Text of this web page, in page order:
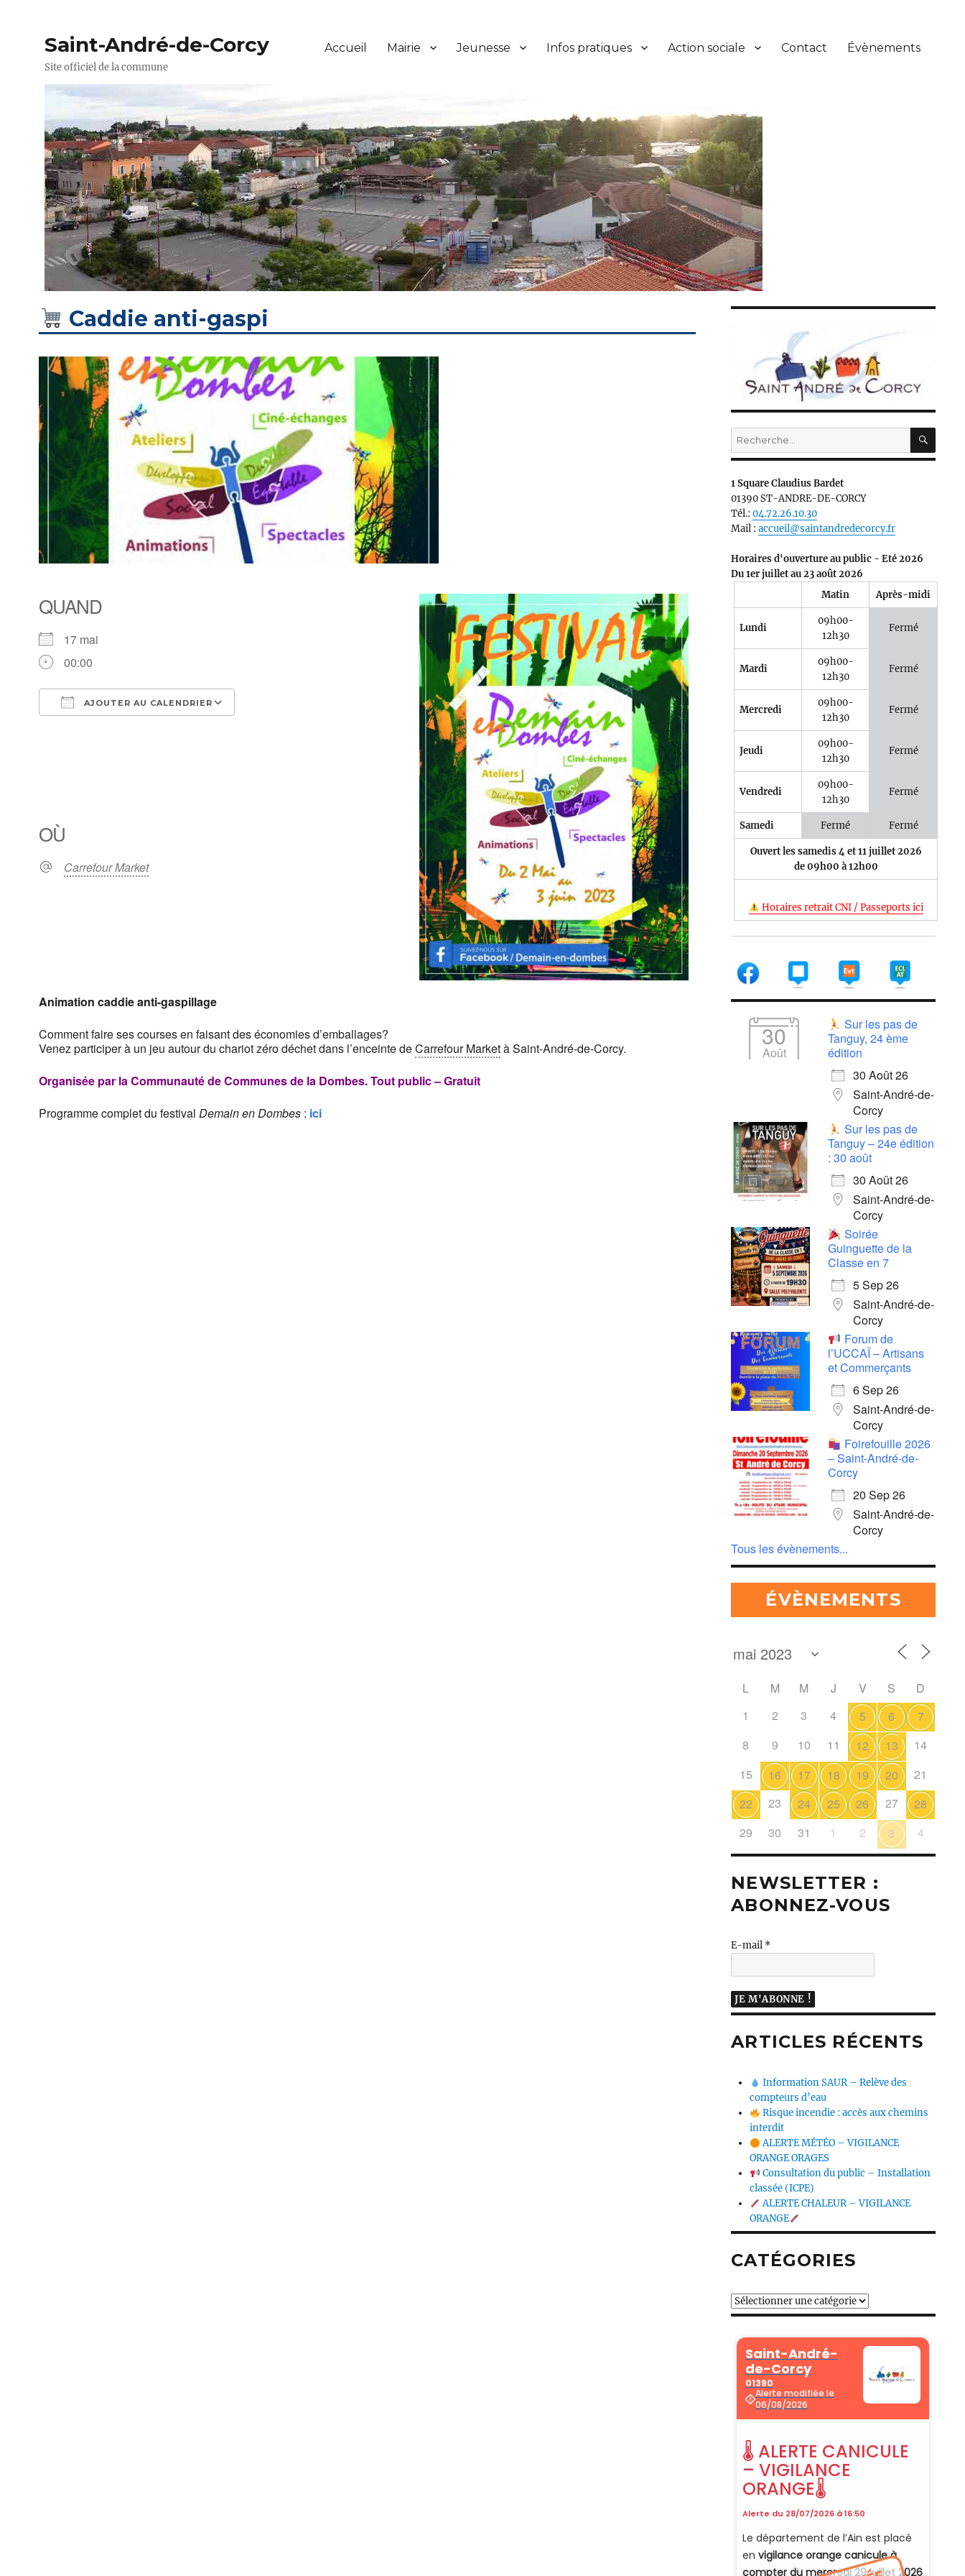
Saint-André-de-Corcy
Site officiel de la commune
Accueil Mairie Jeunesse Infos pratiques Action sociale Contact Évènements
Caddie anti-gaspi
QUAND
17 mai
00:00
AJOUTER AU CALENDRIER
iCalendar Office 365 Outlook Live
OÙ
Carrefour Market
Animation caddieanti-gaspillage
Comment faire ses courses en faisant des économies d’emballages?
Venez participer à un jeu autour du chariot zéro déchetdans l’enceinte deCarrefour Marketà Saint-André-de-Corcy.
Organisée par laCommunauté de Communes de la Dombes.Tout public – Gratuit
Programme complet du festival Demain en Dombes: ici
Recherche
pour :
1 Square Claudius Bardet
01390 ST-ANDRE-DE-CORCY
Tél.:04.72.26.10.30
Mail :accueil@saintandredecorcy.fr
Horaires d'ouverture au public - Eté 2026
Du 1er juillet au 23 août 2026
Matin
Après-midi
Lundi
09h00-
12h30
Fermé
Mardi
09h00-
12h30
Fermé
Mercredi
09h00-
12h30
Fermé
Jeudi
09h00-
12h30
Fermé
Vendredi
09h00-
12h30
Fermé
Samedi Fermé Fermé
Ouvert les samedis 4 et 11 juillet 2026
de 09h00 à 12h00
Horaires retrait CNI / Passeports ici
30
Août
Sur les pas de
Tanguy, 24 ème
édition
30 Août 26
Saint-André-de-
Corcy
Sur les pas de
Tanguy – 24e édition
: 30 août
30 Août 26
Saint-André-de-
Corcy
Soirée
Guinguette de la
Classe en 7
5 Sep 26
Saint-André-de-
Corcy
Forum de
l’UCCAÏ – Artisans
et Commerçants
6 Sep 26
Saint-André-de-
Corcy
Foirefouille 2026
– Saint-André-de-
Corcy
20 Sep 26
Saint-André-de-
Corcy
Tous les évènements...
ÉVÈNEMENTS
L M M J V S
D
1
2 3 4 5 6
7
8
9 10 11 12 13
14
15
16 17 18 19 20
21
22
23 24 25 26 27
28
29
30 31 1 2 3 4
NEWSLETTER :
ABONNEZ-VOUS
E-mail *
ARTICLES RÉCENTS
Information SAUR – Relève des
compteurs d’eau
Risque incendie : accès aux chemins
interdit
ALERTE MÉTÉO – VIGILANCE
ORANGE ORAGES
Consultation du public – Installation
classée (ICPE)
ALERTE CHALEUR – VIGILANCE
ORANGE
CATÉGORIES
Catégories